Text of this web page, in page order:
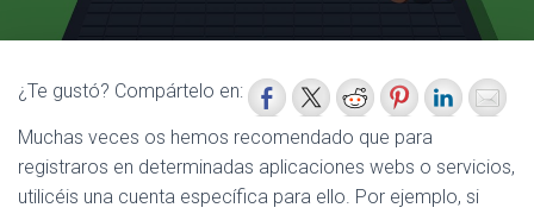
G
I
¿Te gustó? Compártelo en:
Muchas veces os hemos recomendado que para
registraros en determinadas aplicaciones webs o servicios,
utilicéis una cuenta específica para ello. Por ejemplo, si